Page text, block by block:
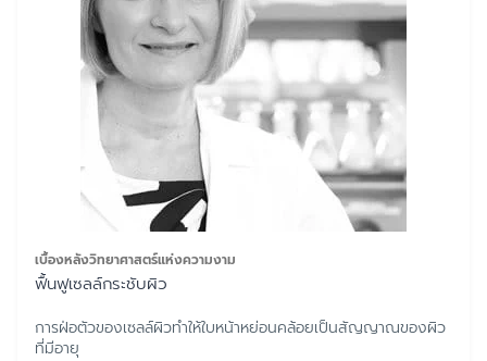
เบื้องหลังวิทยาศาสตร์แห่งความงาม
ฟื้นฟูเซลล์กระชับผิว
การฝ่อตัวของเซลล์ผิวทำให้ใบหน้าหย่อนคล้อยเป็นสัญญาณของผิว
ที่มีอายุ